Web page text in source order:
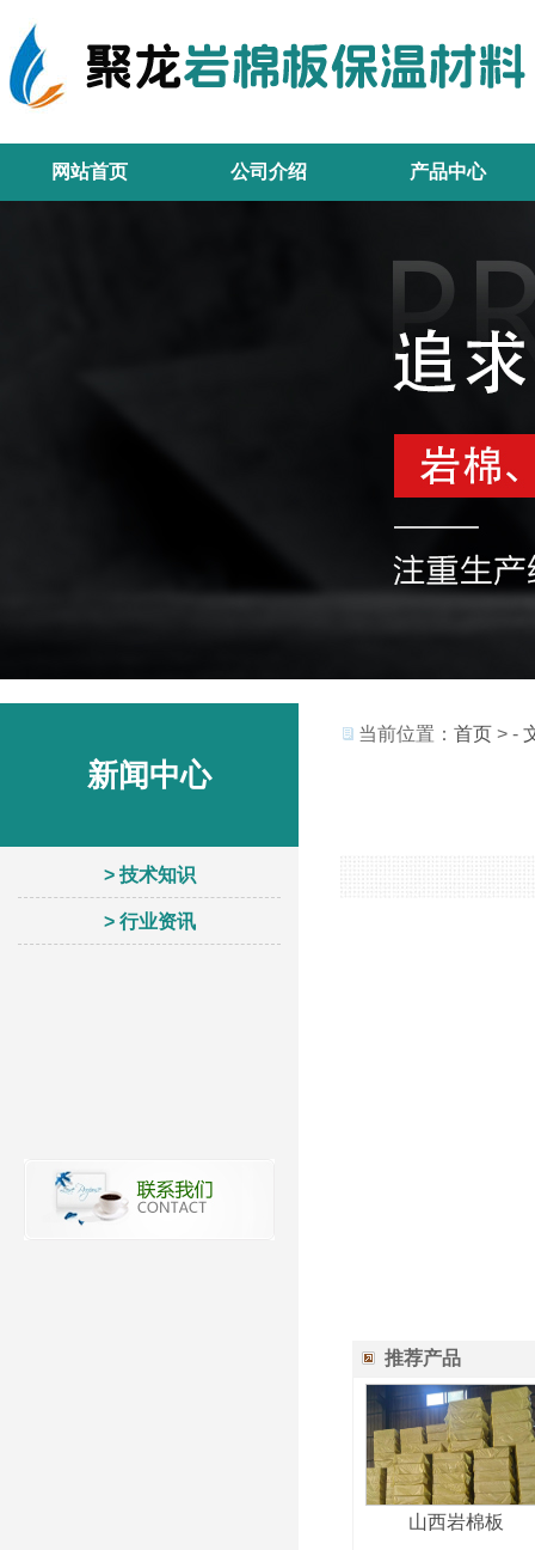
网站首页 公司介绍 产品中心
新闻中心
> 技术知识
> 行业资讯
当前位置： 首页 > -
推荐产品
山西岩棉板